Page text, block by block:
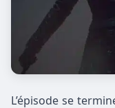
L’épisode se